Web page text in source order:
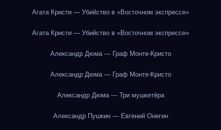
Агата Кристи — Убийство в «Восточном экспрессе»
Агата Кристи — Убийство в «Восточном экспрессе»
Александр Дюма — Граф Монте-Кристо
Александр Дюма — Граф Монте-Кристо
Александр Дюма — Три мушкетёра
Александр Пушкин — Евгений Онегин